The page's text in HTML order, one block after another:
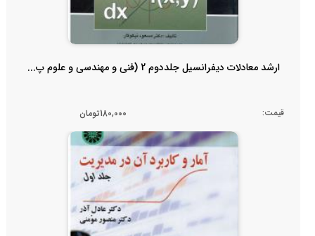
ارشد معادلات دیفرانسیل جلددوم 2 (فنی و مهندسی و علوم پ...
قیمت: 180,000تومان